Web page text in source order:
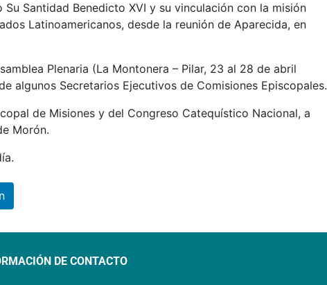
Santidad Benedicto XVI y su vinculación con la misión
Latinoamericanos, desde la reunión de Aparecida, en
Plenaria (La Montonera – Pilar, 23 al 28 de abril
algunos Secretarios Ejecutivos de Comisiones Episcopales.
de Misiones y del Congreso Catequístico Nacional, a
Morón.
DE CONTACTO